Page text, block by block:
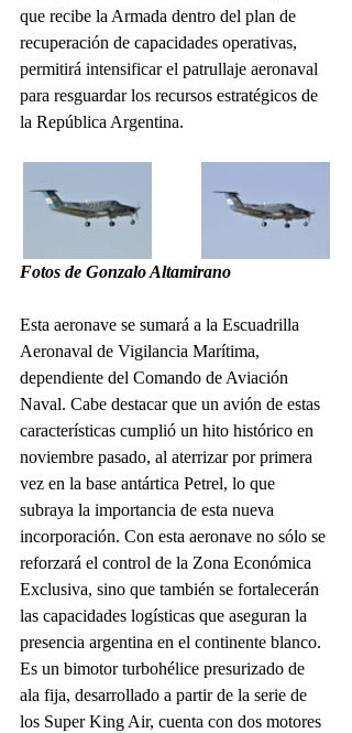
que recibe la Armada dentro del plan de
recuperación de capacidades operativas,
permitirá intensificar el patrullaje aeronaval
para resguardar los recursos estratégicos de
la República Argentina.
Fotos de Gonzalo Altamirano
Esta aeronave se sumará a la Escuadrilla
Aeronaval de Vigilancia Marítima,
dependiente del Comando de Aviación
Naval. Cabe destacar que un avión de estas
características cumplió un hito histórico en
noviembre pasado, al aterrizar por primera
vez en la base antártica Petrel, lo que
subraya la importancia de esta nueva
incorporación. Con esta aeronave no sólo se
reforzará el control de la Zona Económica
Exclusiva, sino que también se fortalecerán
las capacidades logísticas que aseguran la
presencia argentina en el continente blanco.
Es un bimotor turbohélice presurizado de
ala fija, desarrollado a partir de la serie de
los Super King Air, cuenta con dos motores